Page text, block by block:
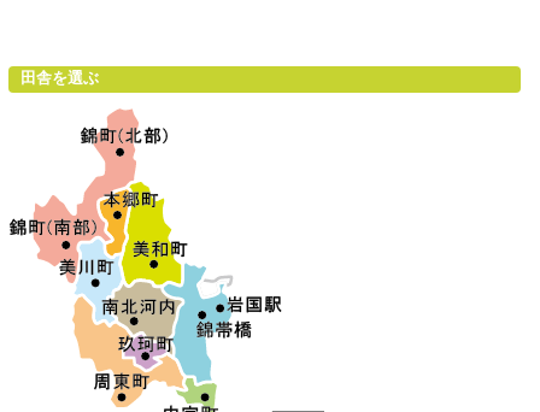
ビ
ゲ
田舎を選ぶ